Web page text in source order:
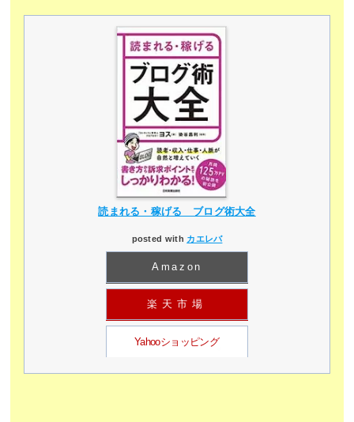
読まれる・稼げる ブログ術大全
posted with カエレバ
Amazon
楽天市場
Yahooショッピング